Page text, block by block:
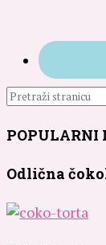
POPULARNI
Odlična